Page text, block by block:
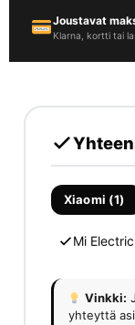
Joustavat
Klarna, kortti tai
Xiaomi (1)
Mi
Vinkki:
yhteyttä